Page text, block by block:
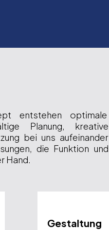
entstehen optimale
Planung, kreative
bei uns aufeinander
die Funktion und
Hand.
Gestaltung